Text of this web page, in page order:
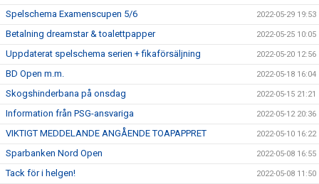
Spelschema Examenscupen 5/6 2022-05-29 19:53
Betalning dreamstar & toalettpapper 2022-05-25 10:05
Uppdaterat spelschema serien + fikaförsäljning 2022-05-20 12:56
BD Open m.m. 2022-05-18 16:04
Skogshinderbana på onsdag 2022-05-15 21:21
Information från PSG-ansvariga 2022-05-12 20:36
VIKTIGT MEDDELANDE ANGÅENDE TOAPAPPRET 2022-05-10 16:22
Sparbanken Nord Open 2022-05-08 16:55
Tack för i helgen! 2022-05-08 11:50